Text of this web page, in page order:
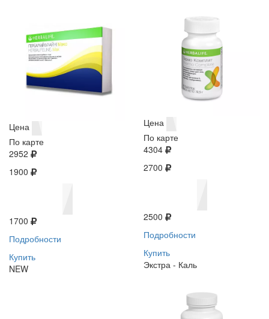
Цена
По карте
2952
1900
1700
Подробности
Купить
NEW
Цена
По карте
4304
2700
2500
Подробности
Купить
Экстра - Каль